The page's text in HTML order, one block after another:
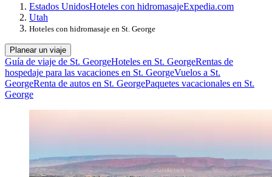
Estados UnidosHoteles con hidromasajeExpedia.com
Utah
Hoteles con hidromasaje en St. George
Planear un viaje
Guía de viaje de St. GeorgeHoteles en St. GeorgeRentas de
hospedaje para las vacaciones en St. GeorgeVuelos a St.
GeorgeRenta de autos en St. GeorgePaquetes vacacionales en St.
George